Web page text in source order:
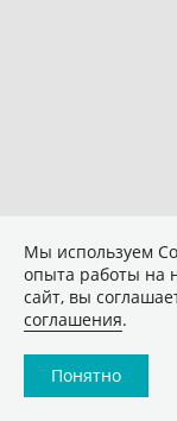
Мы используем
опыта работы на
сайт, вы
соглашения.
Понятно